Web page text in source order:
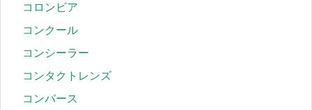
コロンビア
コンクール
コンシーラー
コンタクトレンズ
コンバース